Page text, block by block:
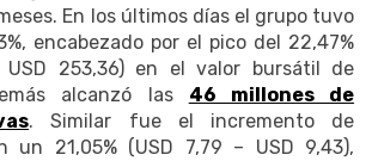
En los últimos días el grupo tuvo
encabezado por el pico del 22,47%
USD 253,36) en el valor bursátil de
alcanzó las 46 millones de
. Similar fue el incremento de
un 21,05% (USD 7,79 – USD 9,43),